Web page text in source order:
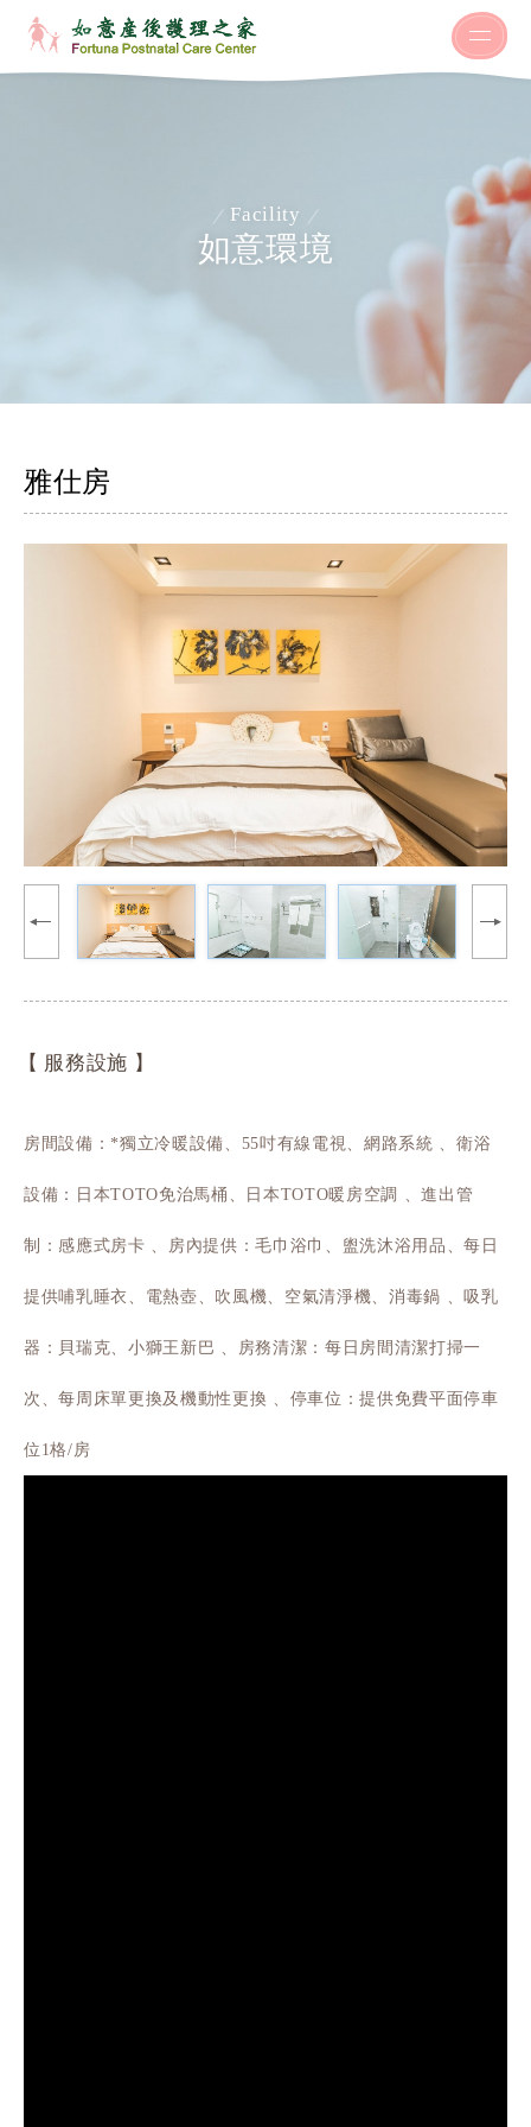
Facility
如意環境
雅仕房
【 服務設施 】
房間設備：*獨立冷暖設備、55吋有線電視、網路系統 衛浴
設備：日本TOTO免治馬桶、日本TOTO暖房空調 進出管
制：感應式房卡 房內提供：毛巾浴巾、盥洗沐浴用品、每日
提供哺乳睡衣、電熱壺、吹風機、空氣清淨機、消毒鍋 吸乳
器：貝瑞克、小獅王新巴 房務清潔：每日房間清潔打掃一
次、每周床單更換及機動性更換 停車位：提供免費平面停車
位1格/房